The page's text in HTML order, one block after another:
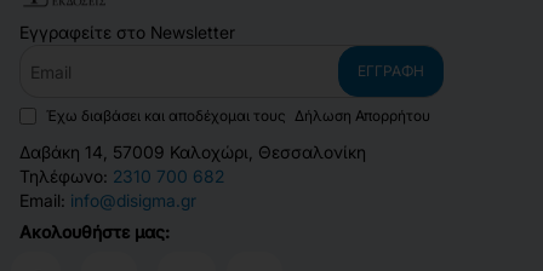
Εγγραφείτε στο Newsletter
ΕΓΓΡΑΦΉ
Έχω διαβάσει και αποδέχομαι τους Δήλωση Απορρήτου
Δαβάκη 14, 57009 Καλοχώρι, Θεσσαλονίκη
Τηλέφωνο: 2310 700 682
Email: info@disigma.gr
Ακολουθήστε μας: